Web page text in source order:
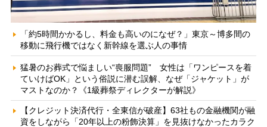
「約5時間かかるし、料金も高いのになぜ？」東京～博多間の
移動に飛行機ではなく新幹線を選ぶ人の事情
猛暑のお葬式で悩ましい“喪服問題” 女性は「ワンピースを着
ていけばOK」という俗説に潜む誤解、なぜ「ジャケット」が
マストなのか？《1級葬祭ディレクターが解説》
【クレジット決済代行・全東信が破産】63社もの金融機関が融
資をしながら「20年以上の粉飾決算」を見抜けなかったカラク